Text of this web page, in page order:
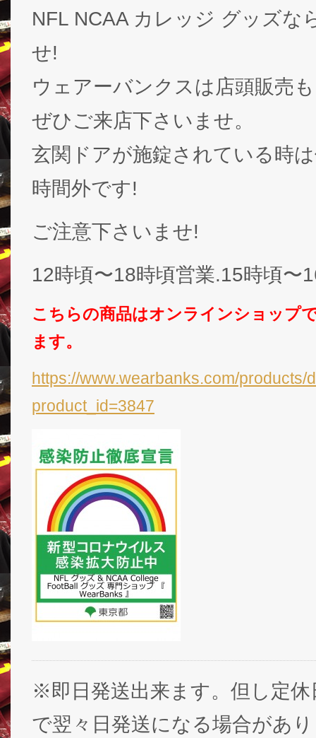
NFL NCAA カレッジ グッズな
せ!
ウェアーバンクスは店頭販売
ぜひご来店下さいませ。
玄関ドアが施錠されている時
時間外です!
ご注意下さいませ!
12時頃〜18時頃営業.15時頃〜
こちらの商品はオンラインショップ
ます。
https://www.wearbanks.com/products/
product_id=3847
※即日発送出来ます。但し定休
で翌々日発送になる場合があ